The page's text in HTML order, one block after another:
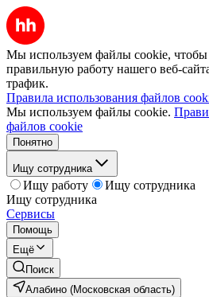
Мы используем файлы cookie, чтобы
правильную работу нашего веб-
трафик.
Правила использования файлов
Мы используем файлы cookie.
файлов cookie
Понятно
Ищу сотрудника
Ищу работу
Ищу сотрудника
Ищу сотрудника
Сервисы
Помощь
Ещё
Поиск
Алабино (Московская область)